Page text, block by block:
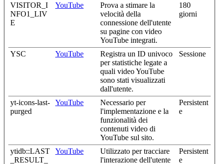
VISITOR_I
NFO1_LIV
E
YouTube
Prova a stimare la
velocità della
connessione dell'utente
su pagine con video
YouTube integrati.
180
giorni
YSC YouTube
Registra un ID univoco
per statistiche legate a
quali video YouTube
sono stati visualizzati
dall'utente.
Sessione
yt-icons-last-
purged
YouTube
Necessario per
l'implementazione e la
funzionalità dei
contenuti video di
YouTube sul sito.
Persistent
e
ytidb::LAST
_RESULT_
YouTube
Utilizzato per tracciare
l'interazione dell'utente
Persistent
e